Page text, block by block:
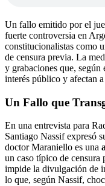
Un fallo emitido por el
fuerte controversia en
constitucionalistas como
de censura previa. La
y grabaciones que, según
interés público y afectan
​Un Fallo que
​En una entrevista para
Santiago Nassif expresó
doctor Maraniello es una
un caso típico de
impide la divulgación de
lo que, según Nassif,